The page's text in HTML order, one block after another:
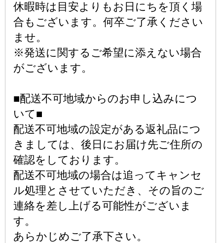
休暇時は目安よりもお日にちを頂く場
合もございます。何卒ご了承ください
ませ。
※発送に関するご希望に添えない場合
がございます。
■配送不可地域からのお申し込みにつ
いて■
配送不可地域の設定がある返礼品につ
きましては、後日にお届け先ご住所の
確認をしております。
配送不可地域の場合は追ってキャンセ
ル処理とさせていただき、その旨のご
連絡を差し上げる可能性がございま
す。
あらかじめご了承下さい。